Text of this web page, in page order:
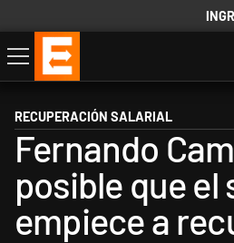
Economía
Política
Internacional
Actualidad
Descargá la App
RECUPERACIÓN SALARIAL
Fernando
posible que el
empiece a